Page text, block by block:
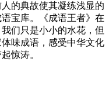
的典故使其凝练浅显的
宝库。《成语王者》在
们只是小小的水花，但
味成语，感受中华文化
惊涛。